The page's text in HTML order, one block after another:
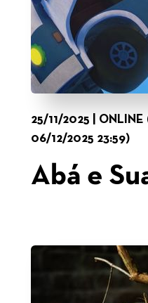
25/11/2025 |
06/12/2025 23:59)
Abá e